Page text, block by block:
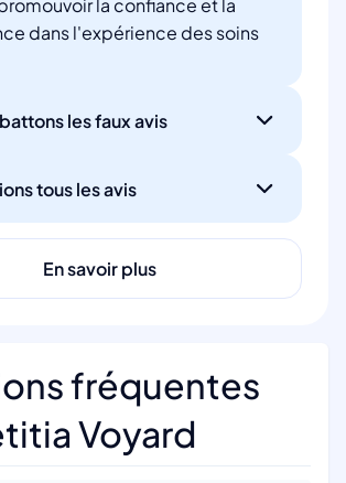
la confiance et la
dans l'expérience des soins
les faux avis
tous les avis
En savoir plus
fréquentes
Voyard